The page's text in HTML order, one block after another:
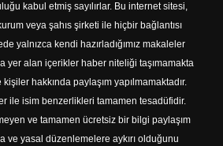
kabul etmiş sayılırlar. Bu internet sitesi,
veya şahıs şirketi ile hiçbir bağlantısı
yalnızca kendi hazırladığımız makaleler
yer alan içerikler haber niteliği taşımamakta
hakkında paylaşım yapılmamaktadır.
ile isim benzerlikleri tamamen tesadüfidir.
ve tamamen ücretsiz bir bilgi paylaşım
ve yasal düzenlemelere aykırı olduğunu